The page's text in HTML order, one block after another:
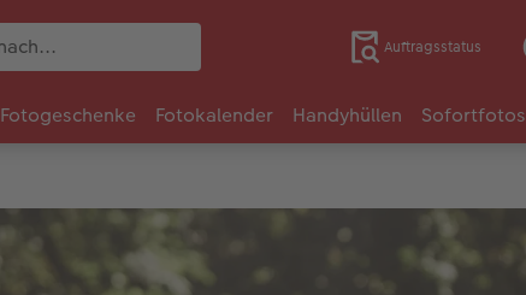
Auftragsstatus
Fotogeschenke Fotokalender Handyhüllen Sofortfotos